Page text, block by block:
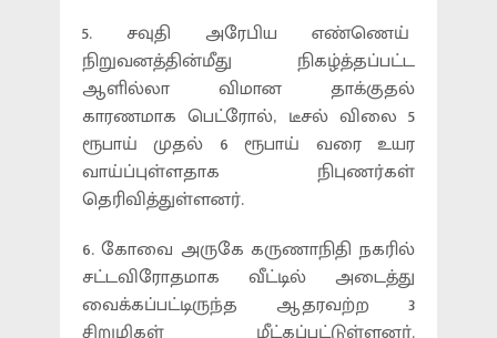
5. சவுதி அரேபிய எண்ணெய்
நிறுவனத்தின்மீது நிகழ்த்தப்பட்ட
ஆளில்லா விமான தாக்குதல்
காரணமாக பெட்ரோல், டீசல் விலை 5
ரூபாய் முதல் 6 ரூபாய் வரை உயர
வாய்ப்புள்ளதாக நிபுணர்கள்
தெரிவித்துள்ளனர்.
6. கோவை அருகே கருணாநிதி நகரில்
சட்டவிரோதமாக வீட்டில் அடைத்து
வைக்கப்பட்டிருந்த ஆதரவற்ற 3